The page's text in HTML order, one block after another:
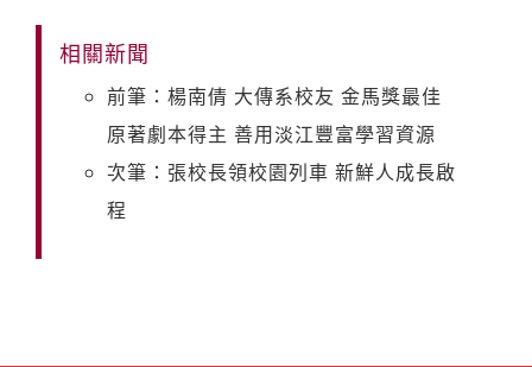
相關新聞
前筆：楊南倩 大傳系校友 金馬獎最佳
原著劇本得主 善用淡江豐富學習資源
次筆：張校長領校園列車 新鮮人成長啟
程